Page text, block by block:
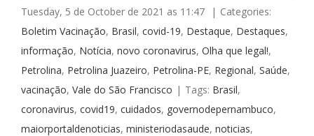
Tuesday, 5 de October de 2021 as 11:47 | Categories:
Boletim Vacinação, Brasil, covid-19, Destaque, Destaques,
informação, Notícia, novo coronavirus, Olha que legal!,
Petrolina, Petrolina Juazeiro, Petrolina-PE, Regional, Saúde,
vacinação, Vale do São Francisco | Tags: Brasil,
coronavirus, covid19, cuidados, governodepernambuco,
maiorportaldenoticias, ministeriodasaude, noticias,